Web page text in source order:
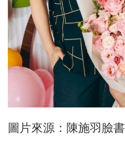
圖片來源：陳施羽臉書